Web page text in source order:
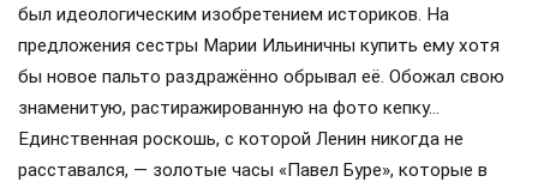
был идеологическим изобретением историков. На
предложения сестры Марии Ильиничны купить ему хотя
бы новое пальто раздражённо обрывал её. Обожал свою
знаменитую, растиражированную на фото кепку…
Единственная роскошь, с которой Ленин никогда не
расставался, — золотые часы «Павел Буре», которые в